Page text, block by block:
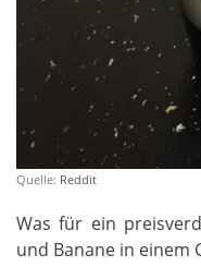
Quelle: Reddit
Was für ein
und Banane in einem